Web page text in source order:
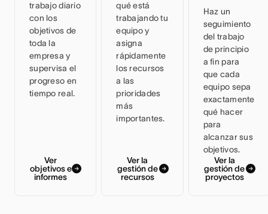
trabajo diario
con los
objetivos de
toda la
empresa y
supervisa el
progreso en
tiempo real.
Ver
objetivos e
informes
qué está
trabajando tu
equipo y
asigna
rápidamente
los recursos
a las
prioridades
más
importantes.
Ver la
gestión de
recursos
Haz un
seguimiento
del trabajo
de principio
a fin para
que cada
equipo sepa
exactamente
qué hacer
para
alcanzar sus
objetivos.
Ver la
gestión de
proyectos